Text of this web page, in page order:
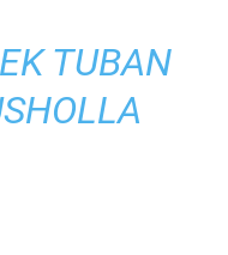
TUBAN